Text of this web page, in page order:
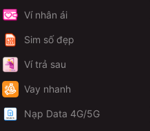
Ví nhân ái
Sim số đẹp
Ví trả sau
Vay nhanh
Nạp Data 4G/5G